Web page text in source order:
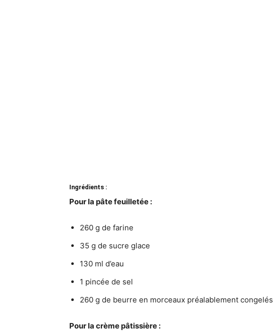
Ingrédients :
Pour la pâte feuilletée :
260 g de farine
35 g de sucre glace
130 ml d’eau
1 pincée de sel
260 g de beurre en morceaux préalablement congelés
Pour la crème pâtissière :